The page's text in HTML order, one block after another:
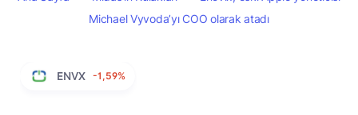
Michael Vyvoda’yı COO olarak atadı
ENVX -1,59%